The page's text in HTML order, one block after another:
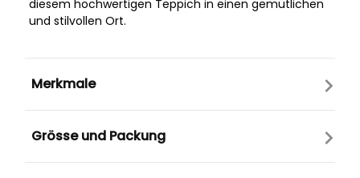
diesem hochwertigen Teppich in einen gemütlichen
und stilvollen Ort.
Merkmale
Grösse und Packung